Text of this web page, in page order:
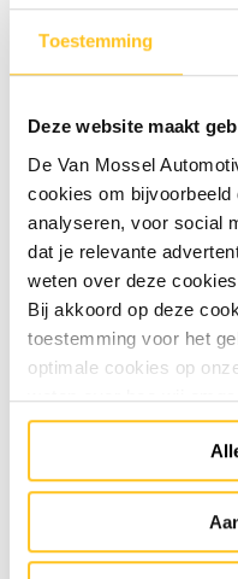
Toestemming
Deze website maakt
De Van Mossel
cookies om
analyseren, voor social
dat je relevante
weten over deze
Bij akkoord op deze
toestemming voor het
optimale cookies op
weten over hoe wij
raadpleeg onze
sollicitaties raadpleeg
kunt de cookie
link onderaan de website.
tijdens kantoortijden
Als ruitschade
het herstellen van de
ruitspecialist herstel jij
sterreparaties en
heb jij ervaring met
rijhulpsystemen
kan een werkdag eruit
openingstijden van de
avondwerk en
klantcontactcentrum
een gevulde agenda
voor dat de juiste
vestiging klaar staan.
apparatuur en
te krijgen.